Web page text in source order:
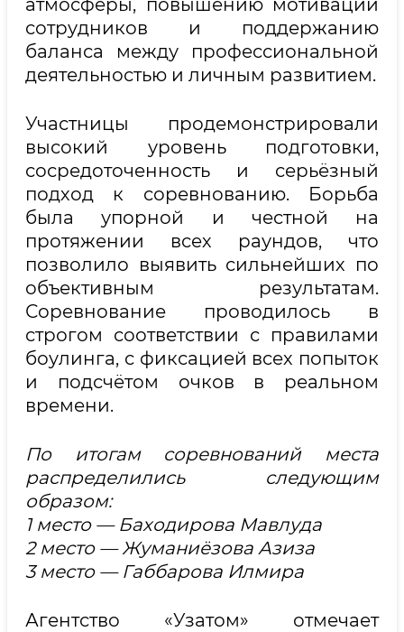
атмосферы, повышению мотивации
сотрудников и поддержанию
баланса между профессиональной
деятельностью и личным развитием.
Участницы продемонстрировали
высокий уровень подготовки,
сосредоточенность и серьёзный
подход к соревнованию. Борьба
была упорной и честной на
протяжении всех раундов, что
позволило выявить сильнейших по
объективным результатам.
Соревнование проводилось в
строгом соответствии с правилами
боулинга, с фиксацией всех попыток
и подсчётом очков в реальном
времени.
По итогам соревнований места
распределились следующим
образом:
1 место — Баходирова Мавлуда
2 место — Жуманиёзова Азиза
3 место — Габбарова Илмира
Агентство «Узатом» отмечает